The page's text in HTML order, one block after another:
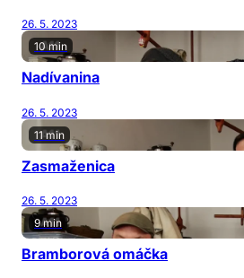
26. 5. 2023
10 min
Nadívanina
26. 5. 2023
11 min
Zasmaženica
26. 5. 2023
9 min
Bramborová omáčka